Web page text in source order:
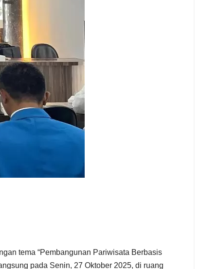
tema “Pembangunan Pariwisata Berbasis
pada Senin, 27 Oktober 2025, di ruang